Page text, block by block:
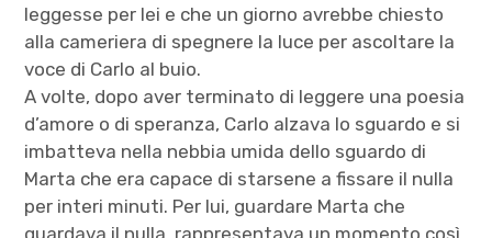
leggesse per lei e che un giorno avrebbe chiesto
alla cameriera di spegnere la luce per ascoltare la
voce di Carlo al buio.
A volte, dopo aver terminato di leggere una poesia
d’amore o di speranza, Carlo alzava lo sguardo e si
imbatteva nella nebbia umida dello sguardo di
Marta che era capace di starsene a fissare il nulla
per interi minuti. Per lui, guardare Marta che